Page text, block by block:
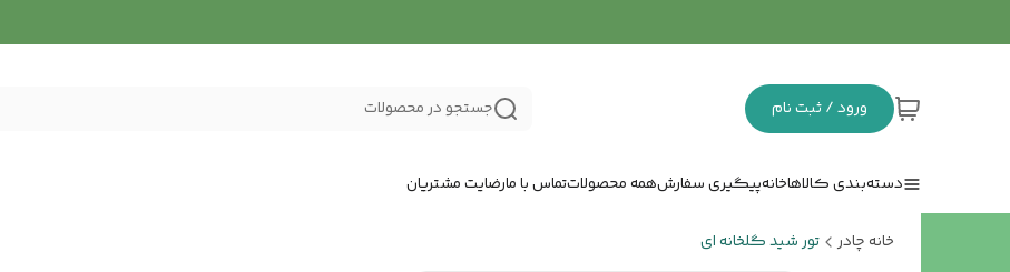
ورود / ثبت نام جستجو در محصولات
دسته‌بندی کالاهاخانهپیگیری سفارشهمه محصولاتتماس با مارضایت مشتریان
خانه چادر تور شید گلخانه ای